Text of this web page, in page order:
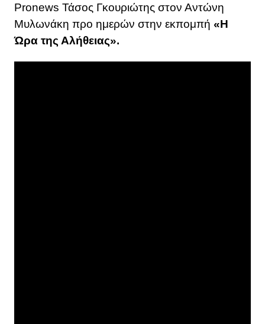
Pronews Τάσος Γκουριώτης στον Αντώνη
Μυλωνάκη προ ημερών στην εκπομπή «Η
Ώρα της Αλήθειας».